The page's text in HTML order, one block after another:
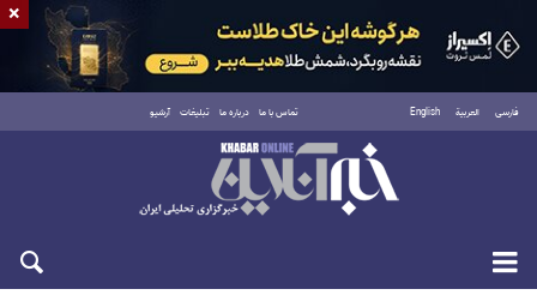
فارسی العربية English تماس با ما درباره ما تبلیغات آرشیو
شنبه ۱۷ مرداد ۱۴۰۵
×